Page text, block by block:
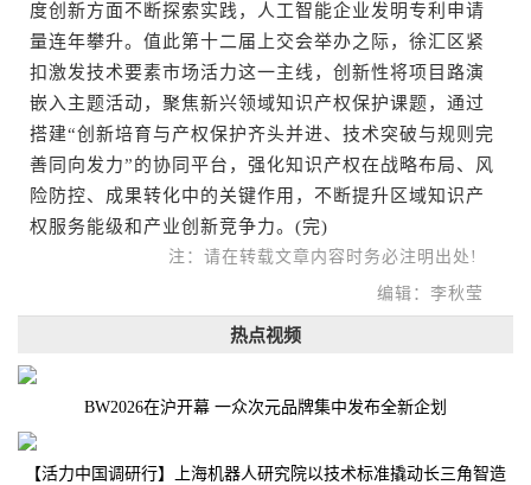
度创新方面不断探索实践，人工智能企业发明专利申请
量连年攀升。值此第十二届上交会举办之际，徐汇区紧
扣激发技术要素市场活力这一主线，创新性将项目路演
嵌入主题活动，聚焦新兴领域知识产权保护课题，通过
搭建“创新培育与产权保护齐头并进、技术突破与规则完
善同向发力”的协同平台，强化知识产权在战略布局、风
险防控、成果转化中的关键作用，不断提升区域知识产
权服务能级和产业创新竞争力。(完)
注：请在转载文章内容时务必注明出处!
编辑：李秋莹
热点视频
BW2026在沪开幕 一众次元品牌集中发布全新企划
【活力中国调研行】上海机器人研究院以技术标准撬动长三角智造